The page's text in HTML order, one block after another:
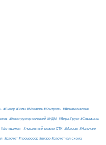
#Визор #Узлы #Мозаика #Контроль #Динамическая
#Конструктор сечений #НДМ #Лира-Грунт #Скважина
#фундамент #локальный режим СТК #Массы #Нагрузки
#расчет #процессор #визор #расчетная схема